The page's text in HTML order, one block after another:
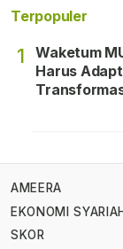
Terpopuler
1
Waketum
Harus
AMEERA
EKONOMI SYARIAH
SKOR